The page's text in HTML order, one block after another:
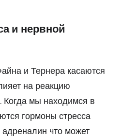
и нервной
и Тернера касаются
на реакцию
Когда мы находимся в
гормоны стресса
адреналин что может